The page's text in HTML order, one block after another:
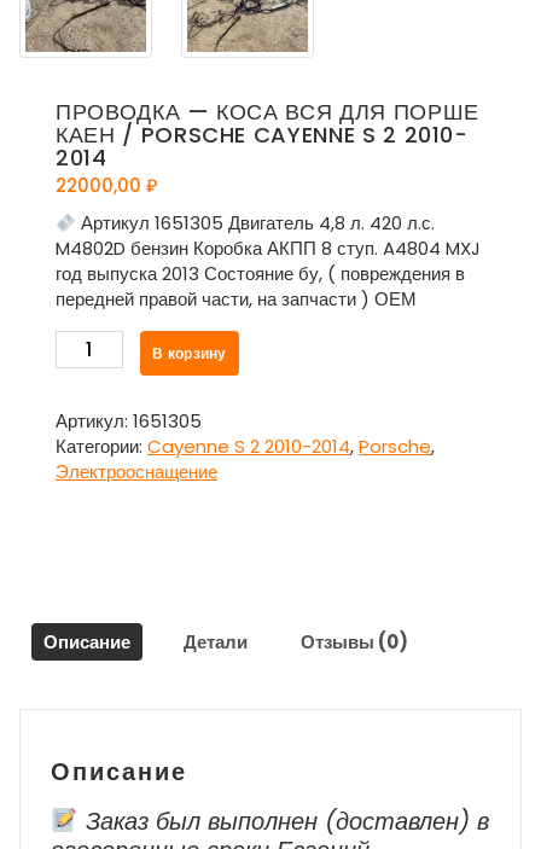
ПРОВОДКА — КОСА ВСЯ ДЛЯ ПОРШЕ
КАЕН / PORSCHE CAYENNE S 2 2010-
2014
22000,00 ₽
Артикул 1651305 Двигатель 4,8 л. 420 л.с.
M4802D бензин Коробка АКПП 8 ступ. A4804 MXJ
год выпуска 2013 Состояние бу, ( повреждения в
передней правой части, на запчасти ) ОЕМ
Количество
товара
-
коса
вся
Cayenne
S
В корзину
Артикул: 1651305
Категории: Cayenne S 2 2010-2014,Porsche,
Электрооснащение
Описание Детали Отзывы (0)
Описание
Заказ был выполнен (доставлен) в